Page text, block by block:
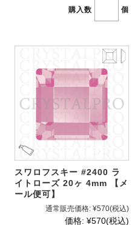
購入数 個
スワロフスキー #2400 ラ
イトローズ 20ヶ 4mm 【メ
ール便可】
通常販売価格: ¥570(税込)
価格: ¥570(税込)